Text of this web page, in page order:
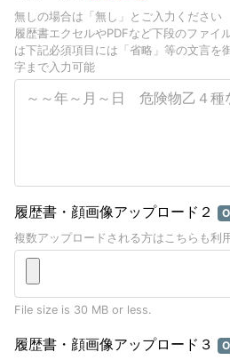
無しの場合は「無し」とご入力ください
履歴書エクセルやPDFなど下段のファイ
は下記必須項目には「省略」等の文言
字まで入力可能
履歴書・顔画像アップロード２
複数アップロードされる方はこちらも利
File size is 30 MB or less.
履歴書・顔画像アップロード３